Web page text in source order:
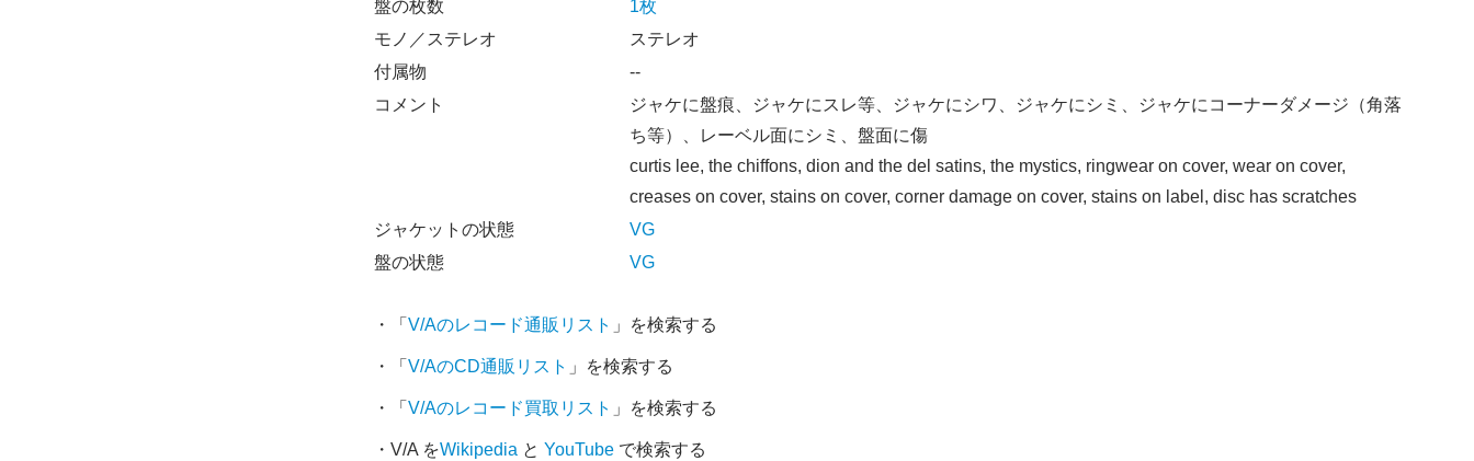
盤の枚数
1枚
モノ／ステレオ
ステレオ
付属物
--
コメント
ジャケに盤痕、ジャケにスレ等、ジャケにシワ、ジャケにシミ、ジャケにコーナーダメージ（角落
ち等）、レーベル面にシミ、盤面に傷
curtis lee, the chiffons, dion and the del satins, the mystics, ringwear on cover, wear on cover,
creases on cover, stains on cover, corner damage on cover, stains on label, disc has scratches
ジャケットの状態
VG
盤の状態
VG
・「 V/Aのレコード通販リスト 」を検索する
・「 V/AのCD通販リスト 」を検索する
・「 V/Aのレコード買取リスト 」を検索する
・V/A をWikipedia と YouTube で検索する